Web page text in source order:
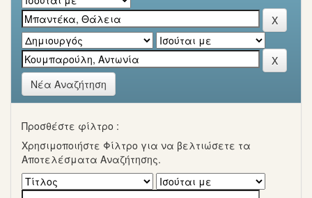
Νέα Αναζήτηση
Προσθέστε φίλτρο :
Χρησιμοποιήστε Φίλτρο για να βελτιώσετε τα
Αποτελέσματα Αναζήτησης.